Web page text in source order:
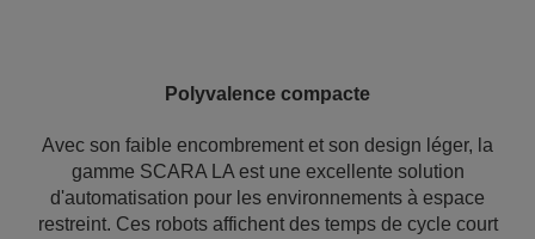
Polyvalence compacte
Avec son faible encombrement et son design léger, la
gamme SCARA LA est une excellente solution
d'automatisation pour les environnements à espace
restreint. Ces robots affichent des temps de cycle court